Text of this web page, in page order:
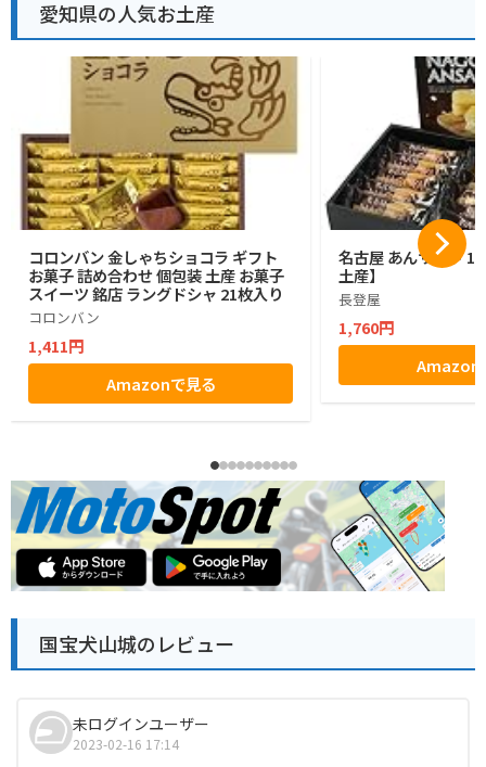
愛知県の人気お土産
コロンバン 金しゃちショコラ ギフト
お菓子 詰め合わせ 個包装 土産 お菓子
スイーツ 銘店 ラングドシャ 21枚入り
コロンバン
1,411円
Amazonで見る
名古屋 あんサンド
土産】
長登屋
1,760円
Amazon
国宝犬山城のレビュー
未ログインユーザー
2023-02-16 17:14